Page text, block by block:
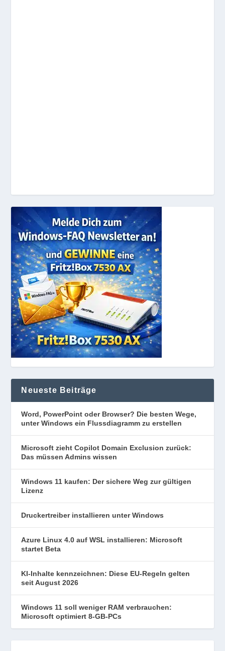
Neueste Beiträge
Word, PowerPoint oder Browser? Die besten Wege,
unter Windows ein Flussdiagramm zu erstellen
Microsoft zieht Copilot Domain Exclusion zurück:
Das müssen Admins wissen
Windows 11 kaufen: Der sichere Weg zur gültigen
Lizenz
Druckertreiber installieren unter Windows
Azure Linux 4.0 auf WSL installieren: Microsoft
startet Beta
KI-Inhalte kennzeichnen: Diese EU-Regeln gelten
seit August 2026
Windows 11 soll weniger RAM verbrauchen:
Microsoft optimiert 8-GB-PCs